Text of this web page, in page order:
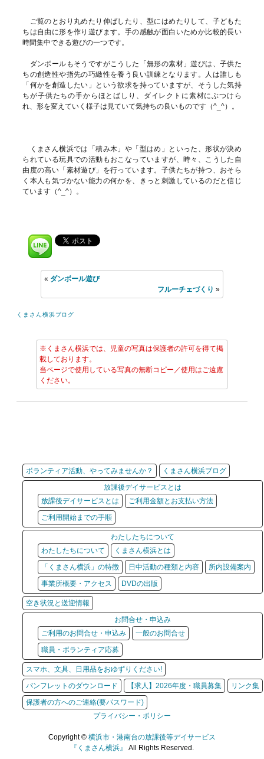
ご覧のとおり丸めたり伸ばしたり、型にはめたりして、子どもた
ちは自由に形を作り遊びます。手の感触が面白いためか比較的長い
時間集中できる遊びの一つです。
ダンボールもそうですがこうした「無形の素材」遊びは、子供た
ちの創造性や指先の巧緻性を養う良い訓練となります。人は誰しも
「何かを創造したい」という欲求を持っていますが、そうした気持
ちが子供たちの手からほとばしり、ダイレクトに素材にぶつけら
れ、形を変えていく様子は見ていて気持ちの良いものです（^_^）。
くまさん横浜では「積み木」や「型はめ」といった、形状が決め
られている玩具での活動もおこなっていますが、時々、こうした自
由度の高い「素材遊び」を行っています。子供たちが持つ、おそら
く本人も気づかない能力の何かを、きっと刺激しているのだと信じ
ています（^_^）。
« ダンボール遊び
フルーチェづくり »
くまさん横浜ブログ
※くまさん横浜では、児童の写真は保護者の許可を得て掲
載しております。
当ページで使用している写真の無断コピー／使用はご遠慮
ください。
ボランティア活動、やってみませんか？
くまさん横浜ブログ
放課後デイサービスとは
放課後デイサービスとは
ご利用金額とお支払い方法
ご利用開始までの手順
わたしたちについて
わたしたちについて
くまさん横浜とは
「くまさん横浜」の特徴
日中活動の種類と内容
所内設備案内
事業所概要・アクセス
DVDの出版
空き状況と送迎情報
お問合せ・申込み
ご利用のお問合せ・申込み
一般のお問合せ
職員・ボランティア応募
スマホ、文具、日用品をおゆずりください!
パンフレットのダウンロード
【求人】2026年度・職員募集
リンク集
保護者の方へのご連絡(要パスワード)
プライバシー・ポリシー
Copyright © 横浜市・港南台の放課後等デイサービス
『くまさん横浜』 All Rights Reserved.